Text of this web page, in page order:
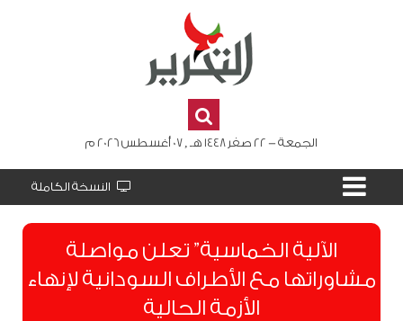
الجمعة - 22 صفر 1448 هـ , 07 أغسطس 2026 م
النسخة الكاملة
الآلية الخماسية” تعلن مواصلة
مشاوراتها مع الأطراف السودانية لإنهاء
الأزمة الحالية